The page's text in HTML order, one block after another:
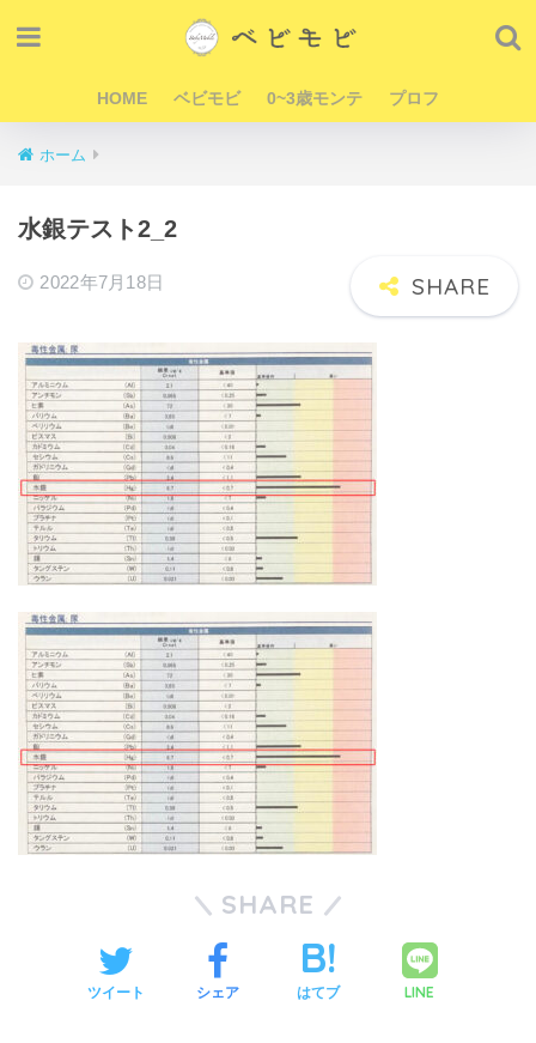
HOME ベビモビ 0~3歳モンテ プロフ
ホーム
水銀テスト2_2
2022年7月18日
SHARE
ツイート シェア はてブ LINE